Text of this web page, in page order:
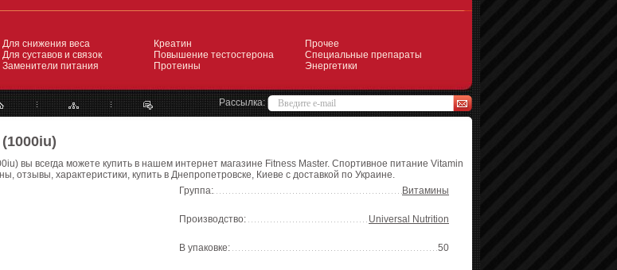
Для снижения веса
Для суставов и связок
Заменители питания
Креатин
Повышение тестостерона
Протеины
Прочее
Специальные препараты
Энергетики
Рассылка:
вы всегда можете купить в нашем интернет магазине Fitness Master. Спортивное питание Vitamin
отзывы, характеристики, купить в Днепропетровске, Киеве с доставкой по Украине.
Группа:
Витамины
Производство: Universal Nutrition
В упаковке: 50